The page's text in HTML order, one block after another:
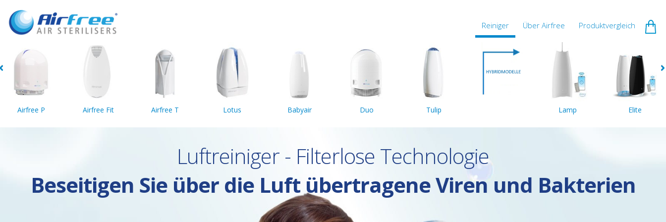
Reiniger Über Airfree Produktvergleich
Airfree P Airfree Fit Airfree T Lotus Babyair Duo Tulip Lamp Elite
Luftreiniger - Filterlose Technologie
Beseitigen Sie über die Luft übertragene Viren und Bakterien